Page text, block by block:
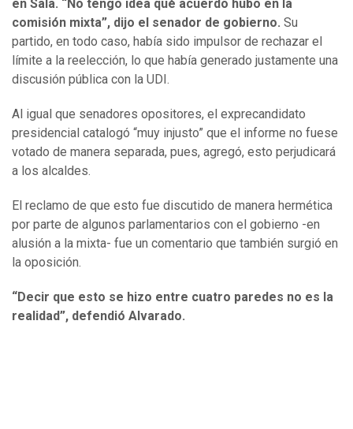
en Sala. “No tengo idea qué acuerdo hubo en la
comisión mixta”, dijo el senador de gobierno. Su
partido, en todo caso, había sido impulsor de rechazar el
límite a la reelección, lo que había generado justamente una
discusión pública con la UDI.
Al igual que senadores opositores, el exprecandidato
presidencial catalogó “muy injusto” que el informe no fuese
votado de manera separada, pues, agregó, esto perjudicará
a los alcaldes.
El reclamo de que esto fue discutido de manera hermética
por parte de algunos parlamentarios con el gobierno -en
alusión a la mixta- fue un comentario que también surgió en
la oposición.
“Decir que esto se hizo entre cuatro paredes no es la
realidad”, defendió Alvarado.